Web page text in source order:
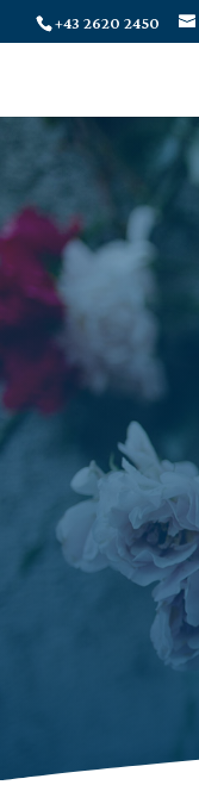
+43 2620 2450